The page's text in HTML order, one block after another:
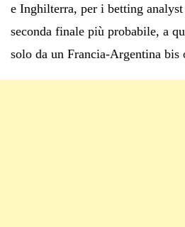
e Inghilterra, per i betting
seconda finale più probabile, a
solo da un Francia-Argentina bis